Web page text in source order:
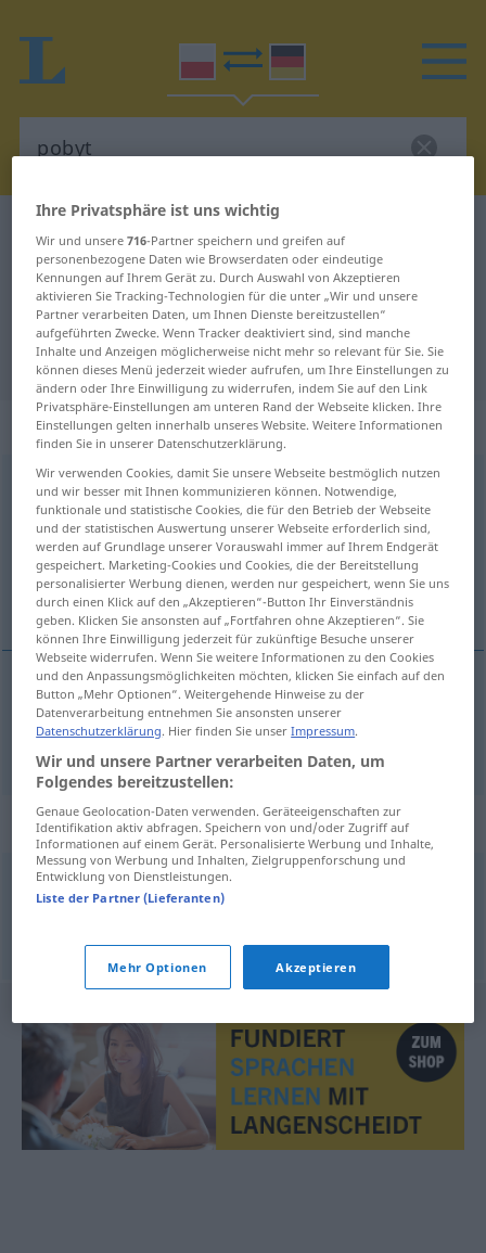
Polnisch-Deutsch Übersetzung für
"pobyt"
"pobyt" Deutsch Übersetzung
„pobyt“: rodzaj męski
pobytm <-u;-y>
Übersicht aller Übersetzungen
(Für mehr Details die Übersetzung anklicken/antippen)
Aufenthalt
Aufenthaltm pobyt
Synonyme für "pobyt"
bytność
© LibreOffice
Ihre Privatsphäre ist uns wichtig
Wir und unsere716-Partner speichern und greifen auf
personenbezogene Daten wie Browserdaten oder eindeutige
Kennungen auf Ihrem Gerät zu. Durch Auswahl von Akzeptieren
aktivieren Sie Tracking-Technologien für die unter „Wir und unsere
Partner verarbeiten Daten, um Ihnen Dienste bereitzustellen“
aufgeführten Zwecke. Wenn Tracker deaktiviert sind, sind manche
Inhalte und Anzeigen möglicherweise nicht mehr so relevant für Sie. Sie
können dieses Menü jederzeit wieder aufrufen, um Ihre Einstellungen zu
ändern oder Ihre Einwilligung zu widerrufen, indem Sie auf den Link
Privatsphäre-Einstellungen am unteren Rand der Webseite klicken. Ihre
Einstellungen gelten innerhalb unseres Website. Weitere Informationen
finden Sie in unserer Datenschutzerklärung.
Wir verwenden Cookies, damit Sie unsere Webseite bestmöglich nutzen
und wir besser mit Ihnen kommunizieren können. Notwendige,
funktionale und statistische Cookies, die für den Betrieb der Webseite
und der statistischen Auswertung unserer Webseite erforderlich sind,
werden auf Grundlage unserer Vorauswahl immer auf Ihrem Endgerät
gespeichert. Marketing-Cookies und Cookies, die der Bereitstellung
personalisierter Werbung dienen, werden nur gespeichert, wenn Sie uns
durch einen Klick auf den „Akzeptieren“-Button Ihr Einverständnis
geben. Klicken Sie ansonsten auf „Fortfahren ohne Akzeptieren“. Sie
können Ihre Einwilligung jederzeit für zukünftige Besuche unserer
Webseite widerrufen. Wenn Sie weitere Informationen zu den Cookies
und den Anpassungsmöglichkeiten möchten, klicken Sie einfach auf den
Button „Mehr Optionen“. Weitergehende Hinweise zu der
Datenverarbeitung entnehmen Sie ansonsten unserer
Datenschutzerklärung. Hier finden Sie unserImpressum.
Wir und unsere Partner verarbeiten Daten, um
Folgendes bereitzustellen:
Genaue Geolocation-Daten verwenden. Geräteeigenschaften zur
Identifikation aktiv abfragen. Speichern von und/oder Zugriff auf
Informationen auf einem Gerät. Personalisierte Werbung und Inhalte,
Messung von Werbung und Inhalten, Zielgruppenforschung und
Entwicklung von Dienstleistungen.
Liste der Partner (Lieferanten)
Mehr Optionen Akzeptieren